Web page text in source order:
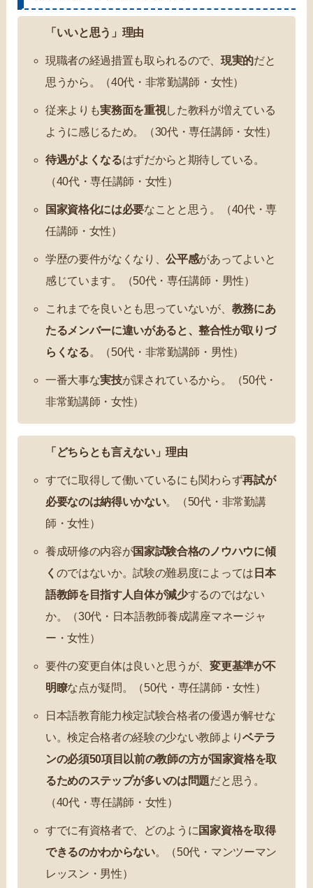
「いいと思う」理由
現職者の経過措置も取られるので、 現実的だと
思うから。（40代・非常勤講師・女性）
従来よりも実務面を重視した教科が増えている
ように感じるため。（30代・専任講師・女性）
待遇がよくなるはずだからと期待している。
（40代・専任講師・女性）
国家資格化には必要なことと思う。（40代・専
任講師・女性）
学歴の要件がなくなり、公平感があってよいと
感じています。（50代・専任講師・男性）
これまでを良いとも思っていないが、 教務にあ
たるメンバーに違いがあると、整合性が取りづ
らくなる。（50代・非常勤講師・男性）
一番大事な実技が課されているから。（50代・
非常勤講師・女性）
「どちらとも言えない」理由
すでに取得して働いているにも関わらず再試が
必要なのは納得いかない。（50代・非常勤講
師・女性）
養成研修の内容が国家試験合格のノウハウに傾
く のではないか。試験の難易度によっては 日本
語教師を目指す人自体が減少するのではない
か。（30代・日本語教師養成講座マネージャ
ー・女性）
要件の変更自体は良いと思うが、変更基準が不
明瞭な点が疑問。（50代・専任講師・女性）
日本語教育能力検定試験合格者の優遇が解せな
い。検定合格者の経験の少ない教師よりベテラ
ンの必須50項目以前の教師の方が国家資格を取
るためのステップが多いのは問題だと思う。
（40代・専任講師・女性）
すでに有資格者で、どのように 国家資格を取得
できるのかわからない。（50代・マンツーマン
レッスン・男性）